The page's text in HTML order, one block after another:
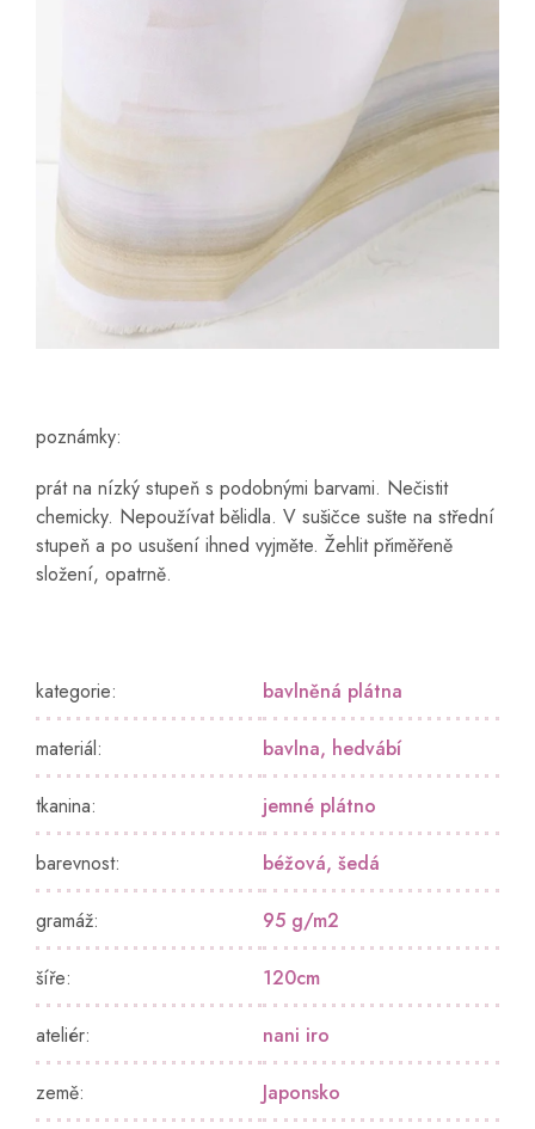
poznámky:
prát na nízký stupeň s podobnými barvami. Nečistit
chemicky. Nepoužívat bělidla. V sušičce sušte na střední
stupeň a po usušení ihned vyjměte. Žehlit přiměřeně
složení, opatrně.
kategorie: bavlněná plátna
materiál: bavlna, hedvábí
tkanina: jemné plátno
barevnost: béžová, šedá
gramáž: 95 g/m2
šíře: 120cm
ateliér: nani iro
země: Japonsko